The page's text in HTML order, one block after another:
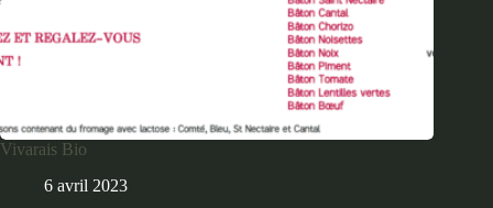
Vivarais Bio
6 avril 2023